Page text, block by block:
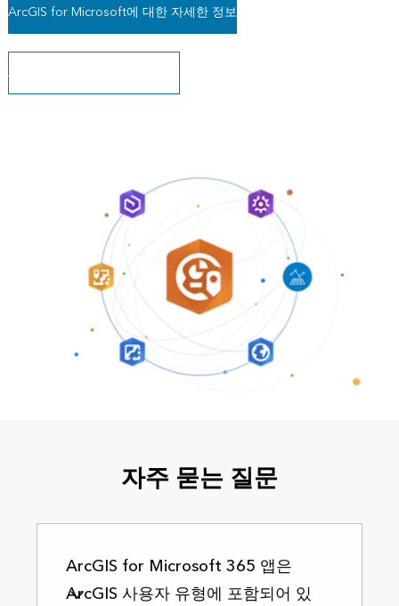
ArcGIS for Microsoft에 대한 자세한 정보
ArcGIS for Microsoft 시작하기
자주 묻는 질문
ArcGIS for Microsoft 365 앱은
ArcGIS 사용자 유형에 포함되어 있